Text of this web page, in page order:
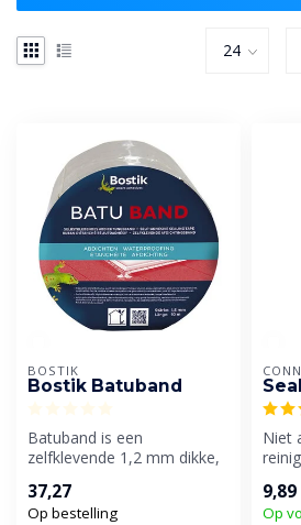
BOSTIK
Bostik Batuband
Batuband is een
zelfklevende 1,2 mm dikke,
afdichtingsband, voorzien...
37,27
Op bestelling
Niet
9,89
Op